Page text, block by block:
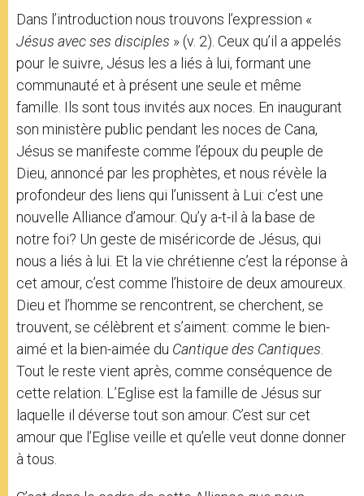
Dans l’introduction nous trouvons l’expression «
Jésus avec ses disciples » (v. 2). Ceux qu’il a appelés
pour le suivre, Jésus les a liés à lui, formant une
communauté et à présent une seule et même
famille. Ils sont tous invités aux noces. En inaugurant
son ministère public pendant les noces de Cana,
Jésus se manifeste comme l’époux du peuple de
Dieu, annoncé par les prophètes, et nous révèle la
profondeur des liens qui l’unissent à Lui: c’est une
nouvelle Alliance d’amour. Qu’y a-t-il à la base de
notre foi? Un geste de miséricorde de Jésus, qui
nous a liés à lui. Et la vie chrétienne c’est la réponse à
cet amour, c’est comme l’histoire de deux amoureux.
Dieu et l’homme se rencontrent, se cherchent, se
trouvent, se célèbrent et s’aiment: comme le bien-
aimé et la bien-aimée du Cantique des Cantiques
Tout le reste vient après, comme conséquence de
cette relation. L’Eglise est la famille de Jésus sur
laquelle il déverse tout son amour. C’est sur cet
amour que l’Eglise veille et qu’elle veut donne donner
à tous.